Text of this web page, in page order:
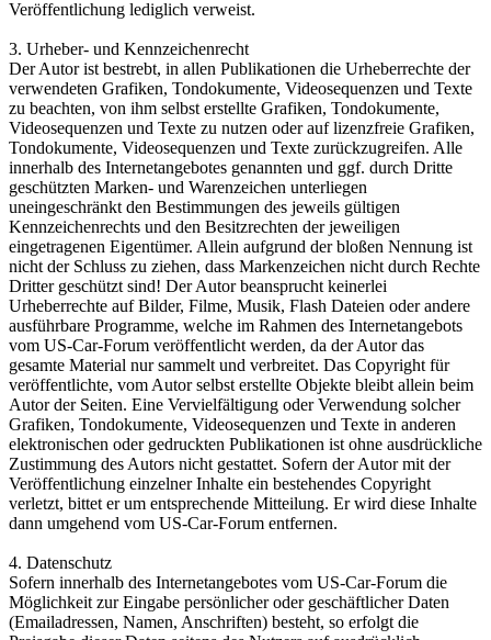
Veröffentlichung lediglich verweist.
3. Urheber- und Kennzeichenrecht
Der Autor ist bestrebt, in allen Publikationen die Urheberrechte der
verwendeten Grafiken, Tondokumente, Videosequenzen und Texte
zu beachten, von ihm selbst erstellte Grafiken, Tondokumente,
Videosequenzen und Texte zu nutzen oder auf lizenzfreie Grafiken,
Tondokumente, Videosequenzen und Texte zurückzugreifen. Alle
innerhalb des Internetangebotes genannten und ggf. durch Dritte
geschützten Marken- und Warenzeichen unterliegen
uneingeschränkt den Bestimmungen des jeweils gültigen
Kennzeichenrechts und den Besitzrechten der jeweiligen
eingetragenen Eigentümer. Allein aufgrund der bloßen Nennung ist
nicht der Schluss zu ziehen, dass Markenzeichen nicht durch Rechte
Dritter geschützt sind! Der Autor beansprucht keinerlei
Urheberrechte auf Bilder, Filme, Musik, Flash Dateien oder andere
ausführbare Programme, welche im Rahmen des Internetangebots
vom US-Car-Forum veröffentlicht werden, da der Autor das
gesamte Material nur sammelt und verbreitet. Das Copyright für
veröffentlichte, vom Autor selbst erstellte Objekte bleibt allein beim
Autor der Seiten. Eine Vervielfältigung oder Verwendung solcher
Grafiken, Tondokumente, Videosequenzen und Texte in anderen
elektronischen oder gedruckten Publikationen ist ohne ausdrückliche
Zustimmung des Autors nicht gestattet. Sofern der Autor mit der
Veröffentlichung einzelner Inhalte ein bestehendes Copyright
verletzt, bittet er um entsprechende Mitteilung. Er wird diese Inhalte
dann umgehend vom US-Car-Forum entfernen.
4. Datenschutz
Sofern innerhalb des Internetangebotes vom US-Car-Forum die
Möglichkeit zur Eingabe persönlicher oder geschäftlicher Daten
(Emailadressen, Namen, Anschriften) besteht, so erfolgt die